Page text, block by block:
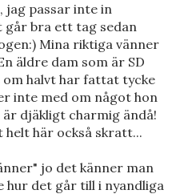
jag passar inte in
går bra ett tag sedan
Mina riktiga vänner
äldre dam som är SD
om halvt har fattat tycke
inte med om något hon
är djäkligt charmig ändå!
helt här också skratt...
jo det känner man
hur det går till i nyandliga